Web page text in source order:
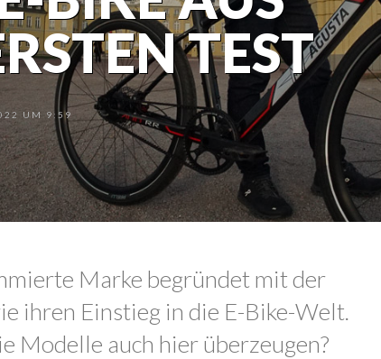
TEST
UM 9:59
Marke begründet mit der
ihren Einstieg in die E-Bike-Welt.
Modelle auch hier überzeugen?